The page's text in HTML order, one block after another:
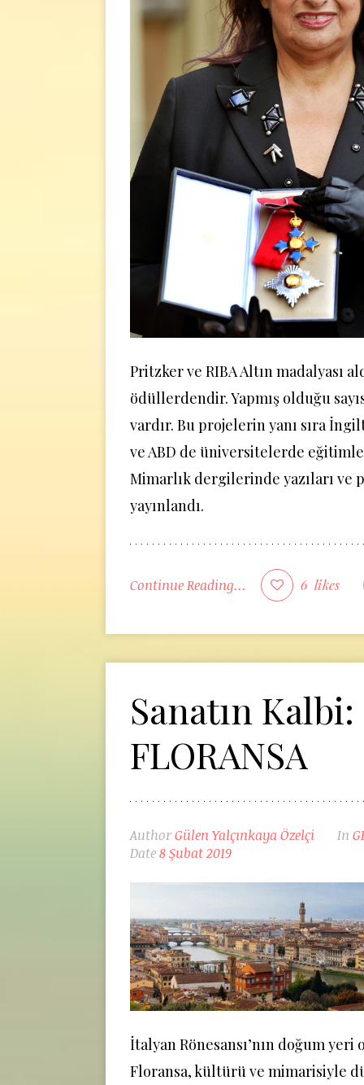
Pritzker ve RIBA Altın madalyası
ödüllerdendir. Yapmış olduğu
vardır. Bu projelerin yanı sıra
ve ABD de üniversitelerde
Mimarlık dergilerinde yazıları ve
yayınlandı.
Continue Reading... 6 likes
Sanatın Kalbi:
FLORANSA
AuthorGülen Yalçınkaya Özelçi In
Date8 Şubat 2019
İtalyan Rönesansı’nın doğum
Floransa, kültürü ve mimarisiyle